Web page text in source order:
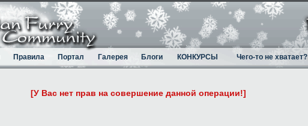
Правила Портал Галерея Блоги КОНКУРСЫ Чего-то не хватает?
[У Вас нет прав на совершение данной операции!]